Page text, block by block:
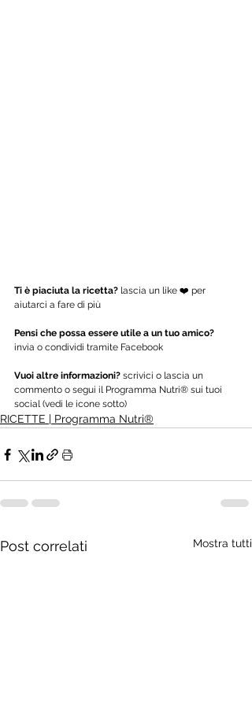
Ti è piaciuta la ricetta? lascia un like ❤️ per
aiutarci a fare di più
Pensi che possa essere utile a un tuo amico?
invia o condividi tramite Facebook
Vuoi altre informazioni? scrivici o lascia un
commento o segui il Programma Nutri® sui tuoi
social (vedi le icone sotto)
RICETTE | Programma Nutri®
Post correlati Mostra tutti